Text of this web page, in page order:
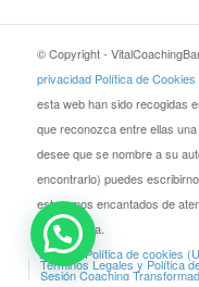
© Copyright -
privacidad Política de Cookies
esta web han sido recogidas
que reconozca entre ellas
desee que se nombre a su
encontrarlo) puedes
estaremos encantados de
JEZZ Media.
Blog
Política de cookies
Términos Legales y Política
Sesión Coaching